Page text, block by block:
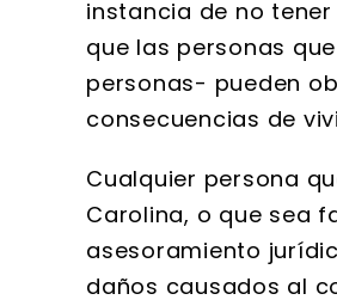
instancia de no
que las personas
personas- pueden
consecuencias de
Cualquier persona
Carolina, o que sea
asesoramiento
daños causados al